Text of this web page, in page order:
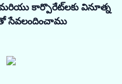
చేయండి
మరియు కార్పొరేట్‌లకు వినూత్న
సేవలందించాము